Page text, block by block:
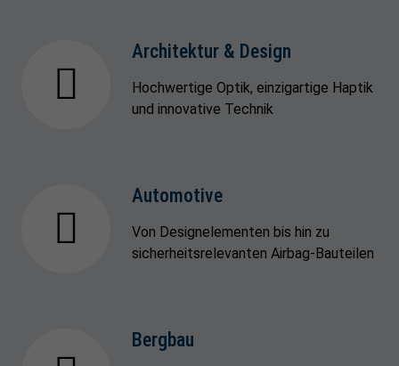
Architektur & Design
Hochwertige Optik, einzigartige Haptik
und innovative Technik
Automotive
Von Designelementen bis hin zu
sicherheitsrelevanten Airbag-Bauteilen
Bergbau